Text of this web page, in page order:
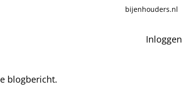
Inloggen
bijenhouders.nl
blogbericht.